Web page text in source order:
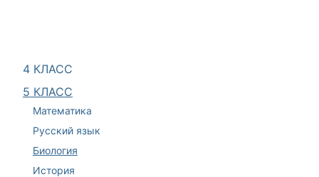
4 КЛАСС
5 КЛАСС
Математика
Русский язык
Биология
История